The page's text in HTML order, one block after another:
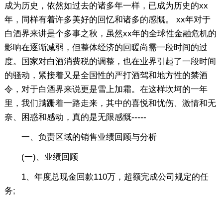
成为历史，依然如过去的诸多年一样，已成为历史的xx
年，同样有着许多美好的回忆和诸多的感慨。 xx年对于
白酒界来讲是个多事之秋，虽然xx年的全球性金融危机的
影响在逐渐减弱，但整体经济的回暖尚需一段时间的过
度。国家对白酒消费税的调整，也在业界引起了一段时间
的骚动，紧接着又是全国性的严打酒驾和地方性的禁酒
令，对于白酒界来说更是雪上加霜。在这样坎坷的一年
里，我们蹒跚着一路走来，其中的喜悦和忧伤、激情和无
奈、困惑和感动，真的是无限感慨-----
一、负责区域的销售业绩回顾与分析
(一)、业绩回顾
1、年度总现金回款110万，超额完成公司规定的任
务;